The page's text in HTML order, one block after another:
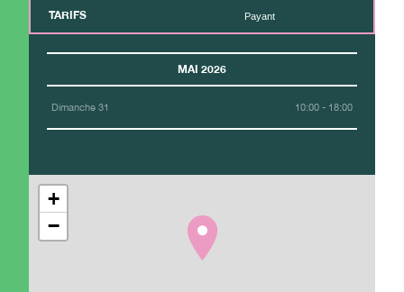
TARIFS Payant
MAI 2026
Dimanche 31 10:00 - 18:00
+
−